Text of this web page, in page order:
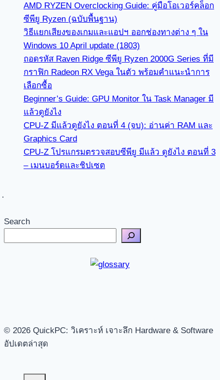
AMD RYZEN Overclocking Guide: คู่มือโอเวอร์คล็อก
ซีพียู Ryzen (ฉบับพื้นฐาน)
วิธีแยกเสียงของเกมและแอปฯ ออกช่องทางต่าง ๆ ใน
Windows 10 April update (1803)
ถอดรหัส Raven Ridge ซีพียู Ryzen 2000G Series ที่มี
กราฟิก Radeon RX Vega ในตัว พร้อมคำแนะนำการ
เลือกซื้อ
Beginner’s Guide: GPU Monitor ใน Task Manager มี
แล้วดูยังไง
CPU-Z มีแล้วดูยังไง ตอนที่ 4 (จบ): อ่านค่า RAM และ
Graphics Card
CPU-Z โปรแกรมตรวจสอบซีพียู มีแล้ว ดูยังไง ตอนที่ 3
– เมนบอร์ดและชิปเซต
Search
© 2026 QuickPC: วิเคราะห์ เจาะลึก Hardware & Software
อัปเดตล่าสุด